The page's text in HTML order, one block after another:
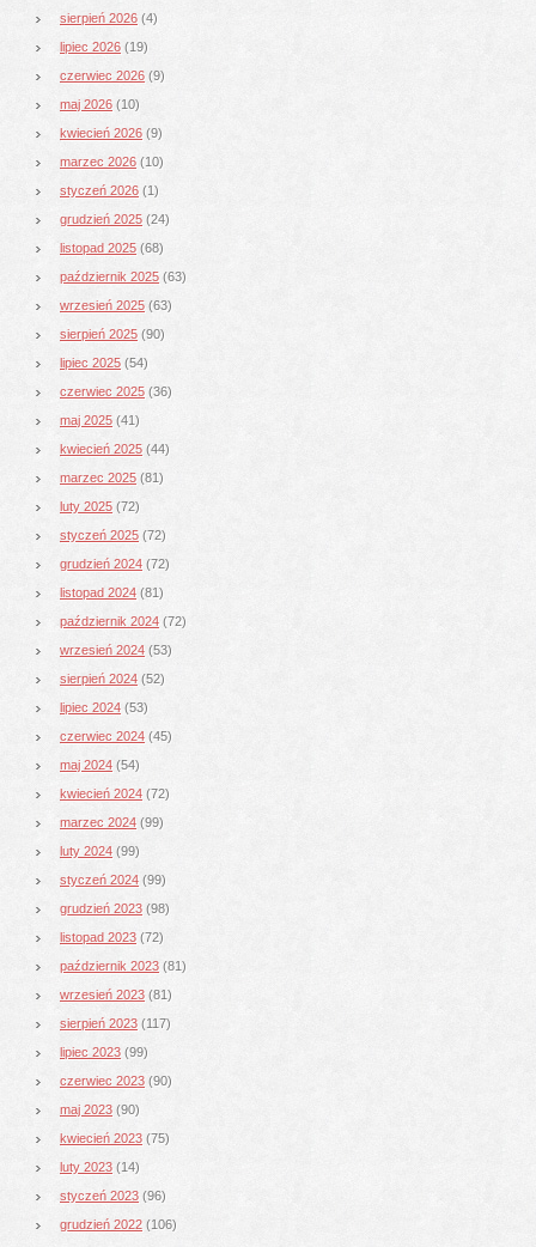
sierpień 2026 (4)
lipiec 2026 (19)
czerwiec 2026 (9)
maj 2026 (10)
kwiecień 2026 (9)
marzec 2026 (10)
styczeń 2026 (1)
grudzień 2025 (24)
listopad 2025 (68)
październik 2025 (63)
wrzesień 2025 (63)
sierpień 2025 (90)
lipiec 2025 (54)
czerwiec 2025 (36)
maj 2025 (41)
kwiecień 2025 (44)
marzec 2025 (81)
luty 2025 (72)
styczeń 2025 (72)
grudzień 2024 (72)
listopad 2024 (81)
październik 2024 (72)
wrzesień 2024 (53)
sierpień 2024 (52)
lipiec 2024 (53)
czerwiec 2024 (45)
maj 2024 (54)
kwiecień 2024 (72)
marzec 2024 (99)
luty 2024 (99)
styczeń 2024 (99)
grudzień 2023 (98)
listopad 2023 (72)
październik 2023 (81)
wrzesień 2023 (81)
sierpień 2023 (117)
lipiec 2023 (99)
czerwiec 2023 (90)
maj 2023 (90)
kwiecień 2023 (75)
luty 2023 (14)
styczeń 2023 (96)
grudzień 2022 (106)